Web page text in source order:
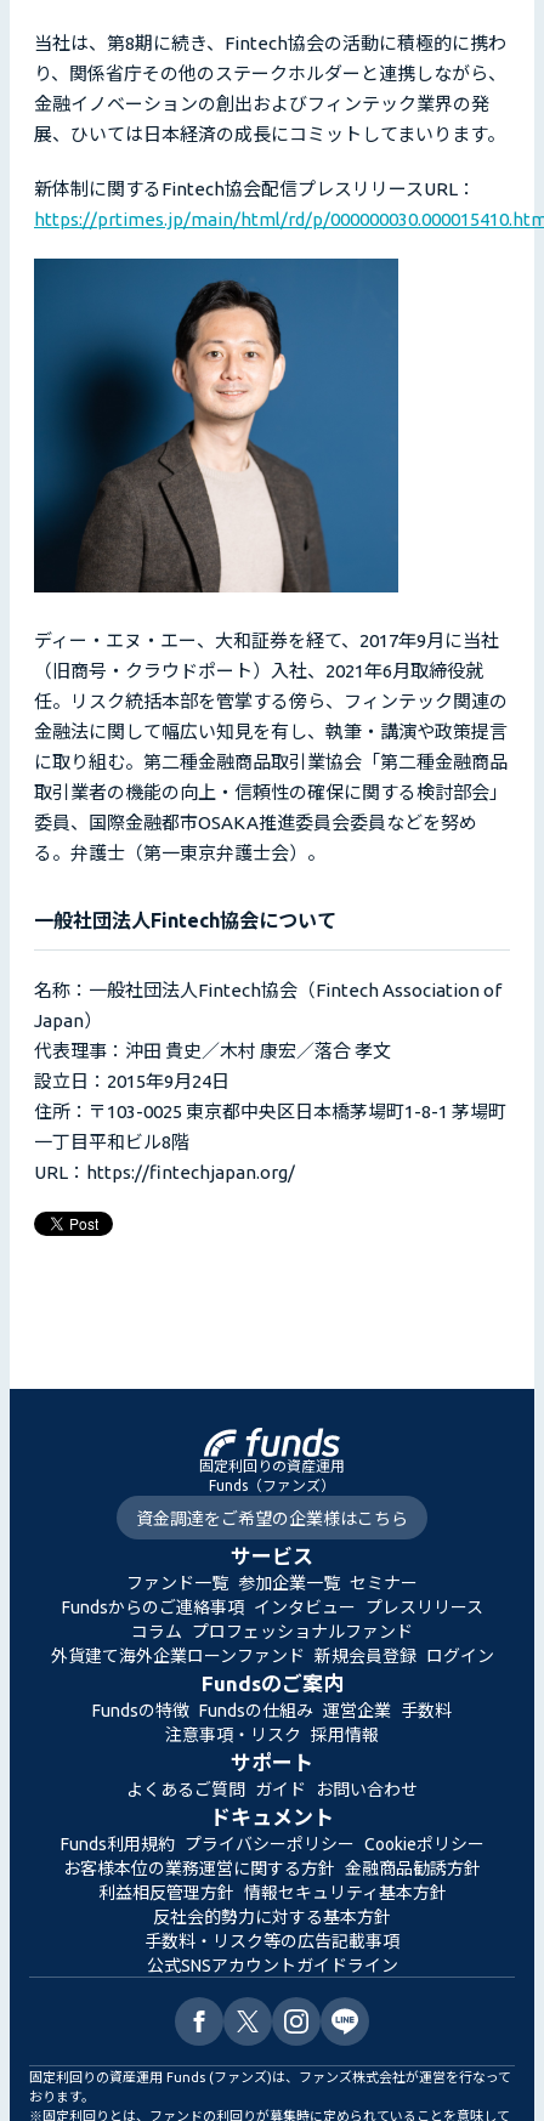
当社は、第8期に続き、Fintech協会の活動に積極的に携わ
り、関係省庁その他のステークホルダーと連携しながら、
金融イノベーションの創出およびフィンテック業界の発
展、ひいては日本経済の成長にコミットしてまいります。
新体制に関するFintech協会配信プレスリリースURL：
https://prtimes.jp/main/html/rd/p/
ディー・エヌ・エー、大和証券を経て、2017年9月に当社
（旧商号・クラウドポート）入社、2021年6月取締役就
任。リスク統括本部を管掌する傍ら、フィンテック関連の
金融法に関して幅広い知見を有し、執筆・講演や政策提言
に取り組む。第二種金融商品取引業協会「第二種金融商品
取引業者の機能の向上・信頼性の確保に関する検討部会」
委員、国際金融都市OSAKA推進委員会委員などを努め
る。弁護士（第一東京弁護士会）。
一般社団法人Fintech協会について
名称：一般社団法人Fintech協会（Fintech Association of
Japan）
代表理事：沖田 貴史／木村 康宏／落合 孝文
設立日：2015年9月24日
住所：〒103-0025 東京都中央区日本橋茅場町1-8-1 茅場町
一丁目平和ビル8階
URL：https://fintechjapan.org/
固定利回りの資産運用
Funds（ファンズ）
資金調達をご希望の企業様はこちら
サービス
ファンド一覧 参加企業一覧 セミナー
Fundsからのご連絡事項 インタビュー
プレスリリース
コラム
プロフェッショナルファンド
外貨建て海外企業ローンファンド 新規会員登録 ログイン
Fundsのご案内
Fundsの特徴 Fundsの仕組み 運営企業 手数料
注意事項・リスク
採用情報
サポート
よくあるご質問 ガイド お問い合わせ
ドキュメント
Funds利用規約 プライバシーポリシー Cookieポリシー
お客様本位の業務運営に関する方針 金融商品勧誘方針
利益相反管理方針 情報セキュリティ基本方針
反社会的勢力に対する基本方針
手数料・リスク等の広告記載事項
公式SNSアカウントガイドライン
固定利回りの資産運用 Funds (ファンズ)は、ファンズ株式会社が運営を行なって
おります。
※固定利回りとは、ファンドの利回りが募集時に定められていることを意味して